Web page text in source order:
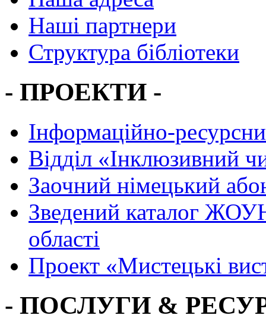
Наші партнери
Структура бібліотеки
- ПРОЕКТИ -
Інформаційно-
Вiддiл «Інклюзивний
Заочний німецький
Зведений каталог
області
Проект «Мистецькі
- ПОСЛУГИ &